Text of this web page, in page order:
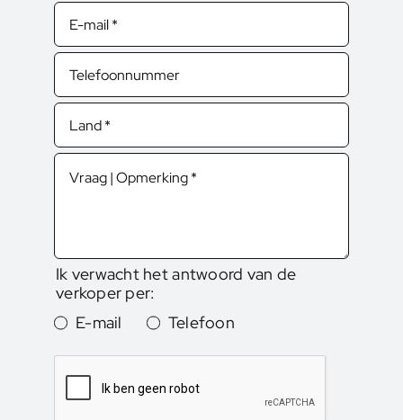
Ik verwacht het antwoord van de
verkoper per:
E-mail
Telefoon